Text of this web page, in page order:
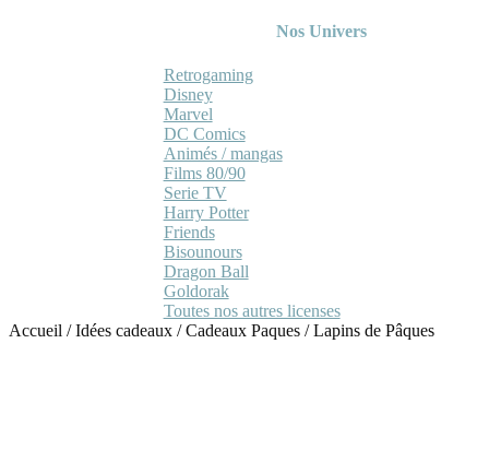
Nos Univers
Retrogaming
Disney
Marvel
DC Comics
Animés / mangas
Films 80/90
Serie TV
Harry Potter
Friends
Bisounours
Dragon Ball
Goldorak
Toutes nos autres licenses
Accueil /Idées cadeaux /Cadeaux Paques /Lapins de Pâques